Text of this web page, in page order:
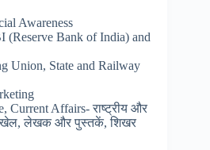
Awareness
(Reserve Bank of India) and
Union, State and Railway
Current Affairs- राष्ट्रीय और
खेल, लेखक और पुस्तकें, शिखर